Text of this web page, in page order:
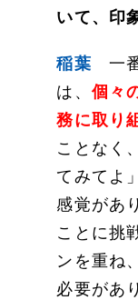
いて、印
稲葉 一
は、 個々
務に取り
ことなく
てみてよ
感覚があ
ことに挑
ンを重ね
必要があ